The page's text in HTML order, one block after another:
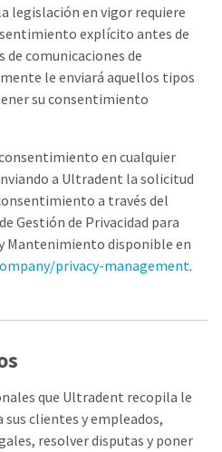
legislación en vigor requiere
explícito antes de
comunicaciones de
le enviará aquellos tipos
su consentimiento
en cualquier
a Ultradent la solicitud
a través del
Gestión de Privacidad para
Mantenimiento disponible en
privacy-management.
que Ultradent recopila le
clientes y empleados,
resolver disputas y poner